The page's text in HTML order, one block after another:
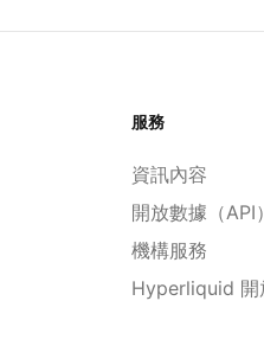
服務
資訊內容
開放數據（API）
機構服務
Hyperliquid 開